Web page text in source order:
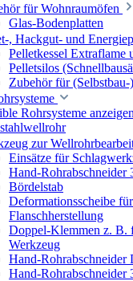
für Wohnraumöfen
Glas-Bodenplatten
, Hackgut- und
Pelletkessel Extraflame
Pelletsilos
Zubehör für (Selbstbau-
Rohrsysteme anzeigen
zur
Einsätze für
Hand-Rohrabschneider
Bördelstab
Deformationsscheibe
Flanschherstellung
Doppel-Klemmen z. B.
Werkzeug
Hand-
Hand-Rohrabschneider